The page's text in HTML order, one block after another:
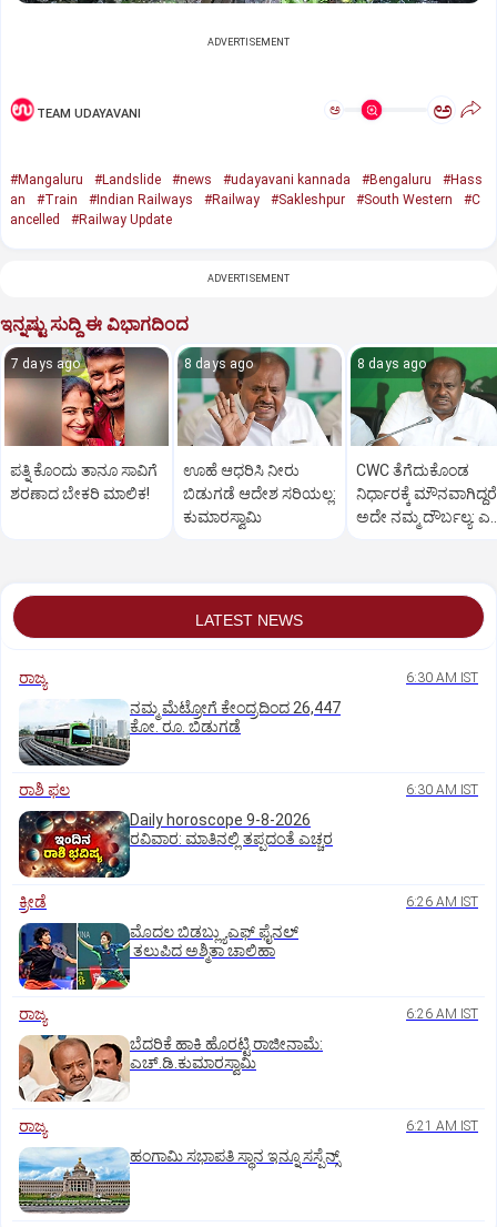
ADVERTISEMENT
TEAM UDAYAVANI ಅ ಅ
#Mangaluru #Landslide #news #udayavani kannada #Bengaluru
#Hass
an
#Train #Indian Railways #Railway #Sakleshpur #South Western
#C
ancelled
#Railway Update
ADVERTISEMENT
ಇನ್ನಷ್ಟು ಸುದ್ದಿ ಈ ವಿಭಾಗದಿಂದ
7 days ago
ಪತ್ನಿ ಕೊಂದು ತಾನೂ ಸಾವಿಗೆ
ಶರಣಾದ ಬೇಕರಿ ಮಾಲಿಕ!
8 days ago
ಊಹೆ ಆಧರಿಸಿ ನೀರು
ಬಿಡುಗಡೆ ಆದೇಶ ಸರಿಯಲ್ಲ:
ಕುಮಾರಸ್ವಾಮಿ
8 days ago
CWC ತೆಗೆದುಕೊಂಡ
ನಿರ್ಧಾರಕ್ಕೆ ಮೌನವಾಗಿದ್ದರೆ
ಅದೇ ನಮ್ಮ ದೌರ್ಬಲ್ಯ:
LATEST NEWS
ರಾಜ್ಯ 6:30 AM IST
ನಮ್ಮ ಮೆಟ್ರೋಗೆ ಕೇಂದ್ರದಿಂದ 26,447
ಕೋ. ರೂ. ಬಿಡುಗಡೆ
ರಾಶಿ ಫಲ 6:30 AM IST
Daily horoscope 9-8-2026
ರವಿವಾರ‌: ಮಾತಿನಲ್ಲಿ ತಪ್ಪದಂತೆ ಎಚ್ಚರ
ಕ್ರೀಡೆ 6:26 AM IST
ಮೊದಲ ಬಿಡಬ್ಲ್ಯುಎಫ್‌ ಫೈನಲ್‌
ತಲುಪಿದ ಅಶ್ಮಿತಾ ಚಾಲಿಹಾ
ರಾಜ್ಯ 6:26 AM IST
ಬೆದರಿಕೆ ಹಾಕಿ ಹೊರಟ್ಟಿ ರಾಜೀನಾಮೆ:
ಎಚ್‌.ಡಿ.ಕುಮಾರಸ್ವಾಮಿ
ರಾಜ್ಯ 6:21 AM IST
ಹಂಗಾಮಿ ಸಭಾಪತಿ ಸ್ಥಾನ ಇನ್ನೂ ಸಸ್ಪೆನ್ಸ್‌